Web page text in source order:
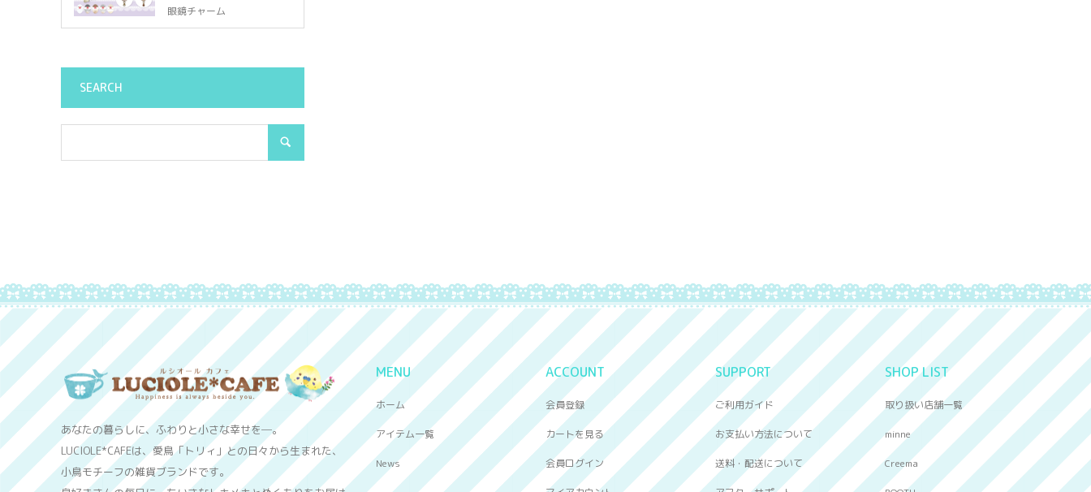
眼鏡チャーム
SEARCH
あなたの暮らしに、ふわりと小さな幸せを─。
LUCIOLE*CAFEは、愛鳥「トリィ」との日々から生まれた、
小鳥モチーフの雑貨ブランドです。
MENU
ホーム
アイテム一覧
News
ACCOUNT
会員登録
カートを見る
会員ログイン
SUPPORT
ご利用ガイド
お支払い方法について
送料・配送について
SHOP LIST
取り扱い店舗一覧
minne
Creema